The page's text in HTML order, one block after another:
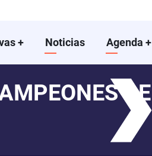
+ Noticias Agenda +
DE